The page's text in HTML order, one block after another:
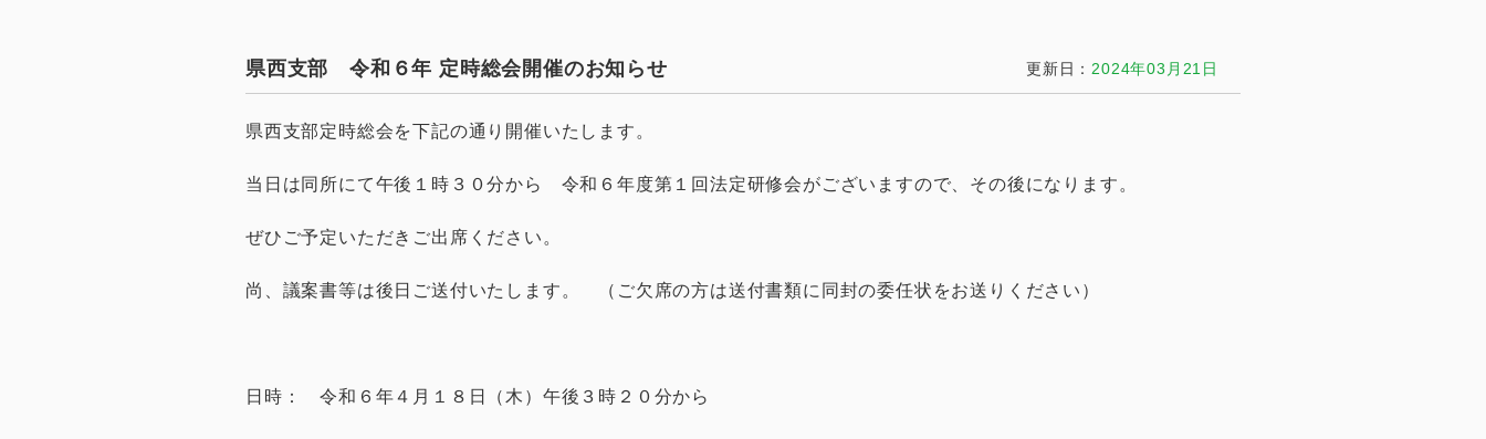
県西支部 令和６年 定時総会開催のお知らせ 更新日： 2024年03月21日
県西支部定時総会を下記の通り開催いたします。
当日は同所にて午後１時３０分から 令和６年度第１回法定研修会がございますので、その後になります。
ぜひご予定いただきご出席ください。
尚、議案書等は後日ご送付いたします。 （ご欠席の方は送付書類に同封の委任状をお送りください）
日時： 令和６年４月１８日（木）午後３時２０分から